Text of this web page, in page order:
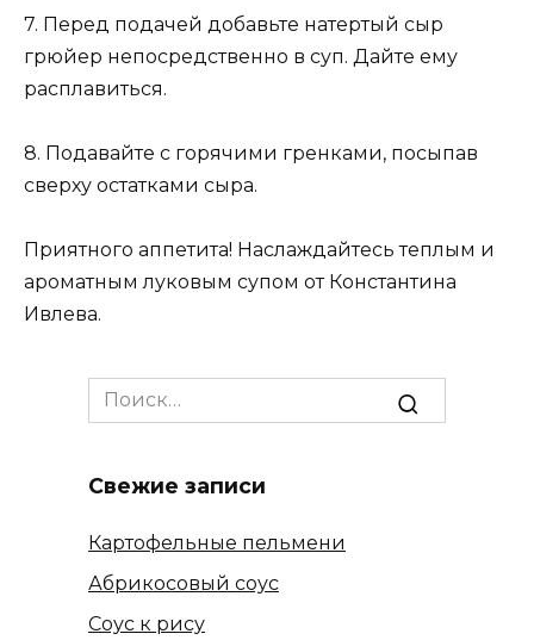
7. Перед подачей добавьте натертый сыр
грюйер непосредственно в суп. Дайте ему
расплавиться.
8. Подавайте с горячими гренками, посыпав
сверху остатками сыра.
Приятного аппетита! Наслаждайтесь теплым и
ароматным луковым супом от Константина
Ивлева.
Search
for:
Свежие записи
Картофельные пельмени
Абрикосовый соус
Соус к рису